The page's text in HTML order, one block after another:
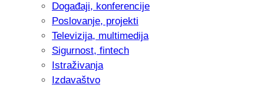
Događaji, konferencije
Poslovanje, projekti
Televizija, multimedija
Sigurnost, fintech
Istraživanja
Izdavaštvo